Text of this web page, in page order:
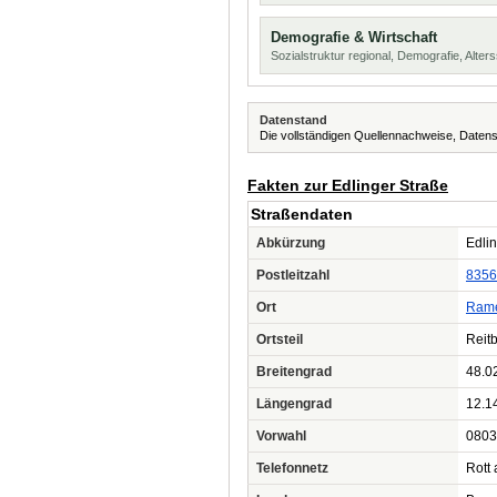
Demografie & Wirtschaft
Sozialstruktur regional, Demografie,
Datenstand
Die vollständigen Quellennachweise,
Fakten zur Edlinger Straße
Straßendaten
Abkürzung
Postleitzahl
Ort
Ortsteil
Breitengrad
Längengrad
Vorwahl
Telefonnetz Rott